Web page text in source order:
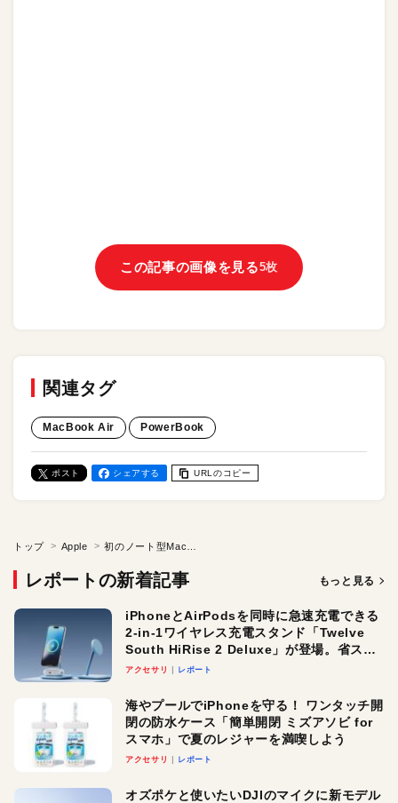
この記事の画像を見る5枚
関連タグ
MacBook Air PowerBook
ポスト シェアする URLのコピー
トップ Apple
レポートの新着記事 もっと見る
iPhoneとAirPodsを同時に急速充電できる
2-in-1ワイヤレス充電スタンド「Twelve
South HiRise 2 Deluxe」が登場。省スペ
ースでおしゃれに充電したい人にオスス
アクセサリ レポート
海やプールでiPhoneを守る！ ワンタッチ開
閉の防水ケース「簡単開閉 ミズアソビ for
スマホ」で夏のレジャーを満喫しよう
アクセサリ レポート
オズポケと使いたいDJIのマイクに新モデル